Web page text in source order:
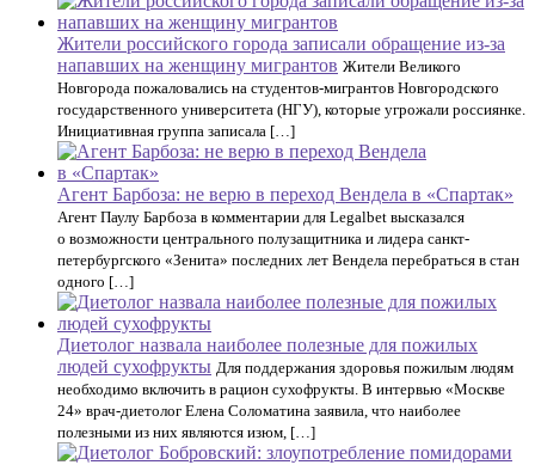
Жители российского города записали обращение из-за
напавших на женщину мигрантов Жители Великого
Новгорода пожаловались на студентов-мигрантов Новгородского
государственного университета (НГУ), которые угрожали россиянке.
Инициативная группа записала […]
Агент Барбоза: не верю в переход Вендела в «Спартак»
Агент Паулу Барбоза в комментарии для Legalbet высказался
о возможности центрального полузащитника и лидера санкт-
петербургского «Зенита» последних лет Вендела перебраться в стан
одного […]
Диетолог назвала наиболее полезные для пожилых
людей сухофрукты Для поддержания здоровья пожилым людям
необходимо включить в рацион сухофрукты. В интервью «Москве
24» врач-диетолог Елена Соломатина заявила, что наиболее
полезными из них являются изюм, […]